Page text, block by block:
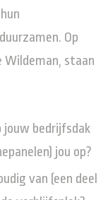
Op
Wildeman, staan
bedrijfsdak
jou op?
van (een deel